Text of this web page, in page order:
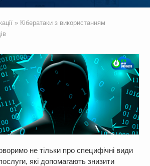
» Кібератаки з використанням
не тільки про специфічні види
які допомагають знизити